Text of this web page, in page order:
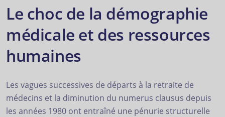
Le choc de la démographie
médicale et des ressources
humaines
Les vagues successives de départs à la retraite de
médecins et la diminution du numerus clausus depuis
les années 1980 ont entraîné une pénurie structurelle